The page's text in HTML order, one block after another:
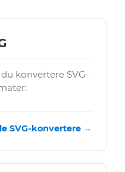
konvertere SVG-
SVG-konvertere →